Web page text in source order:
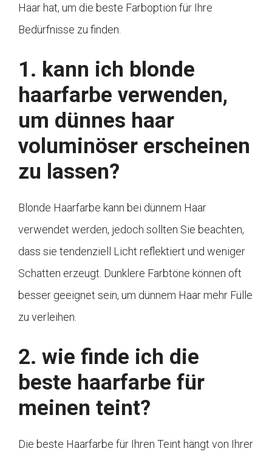
Haar hat, um die beste Farboption für Ihre
Bedürfnisse zu finden.
1. kann ich blonde
haarfarbe verwenden,
um dünnes haar
voluminöser erscheinen
zu lassen?
Blonde Haarfarbe kann bei dünnem Haar
verwendet werden, jedoch sollten Sie beachten,
dass sie tendenziell Licht reflektiert und weniger
Schatten erzeugt. Dunklere Farbtöne können oft
besser geeignet sein, um dünnem Haar mehr Fülle
zu verleihen.
2. wie finde ich die
beste haarfarbe für
meinen teint?
Die beste Haarfarbe für Ihren Teint hängt von Ihrer